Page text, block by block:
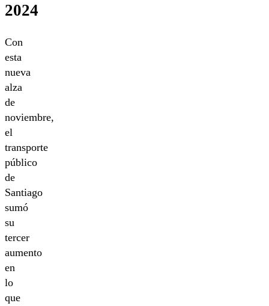
2024
Con
esta
nueva
alza
de
noviembre,
el
transporte
público
de
Santiago
sumó
su
tercer
aumento
en
lo
que